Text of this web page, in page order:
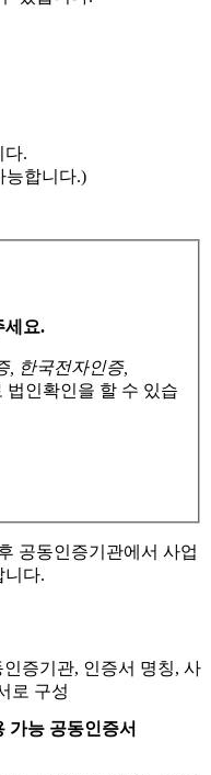
다.
능합니다.)
세요.
, 한국전자인증,
법인확인을 할 수 있습
공동인증기관에서 사업
니다.
증기관, 인증서 명칭, 사
로 구성
가능 공동인증서